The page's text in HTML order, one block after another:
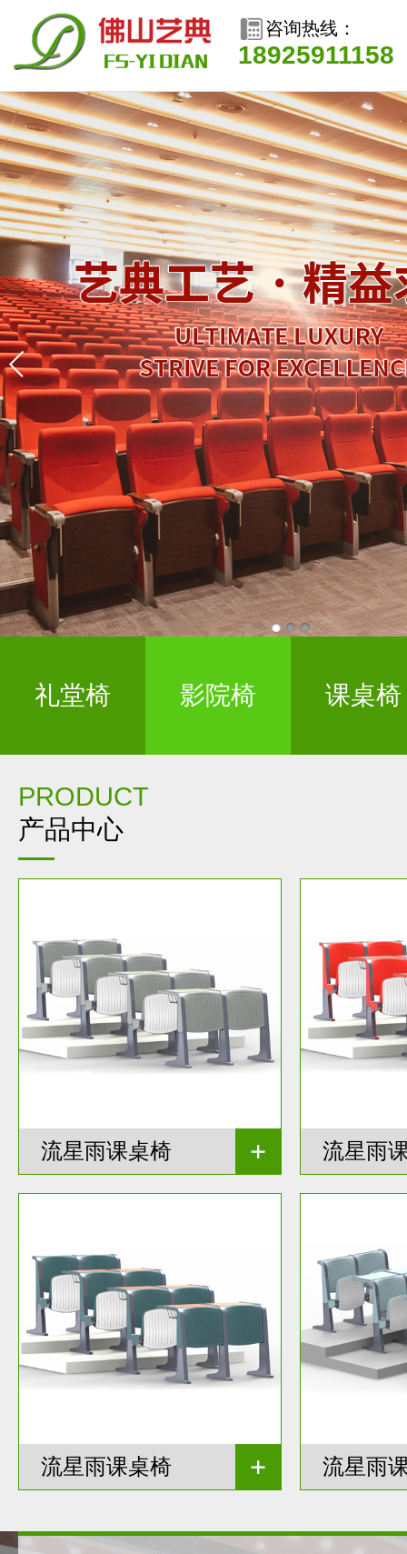
咨询热线：
18925911158
礼堂椅 影院椅 课桌椅
PRODUCT
产品中心
流星雨课桌椅 流星雨
流星雨课桌椅 流星雨